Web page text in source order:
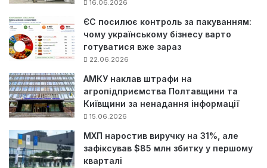
16.06.2026
ЄС посилює контроль за пакуванням:
чому українському бізнесу варто
готуватися вже зараз
22.06.2026
АМКУ наклав штрафи на
агропідприємства Полтавщини та
Київщини за ненадання інформації
15.06.2026
МХП наростив виручку на 31%, але
зафіксував $85 млн збитку у першому
кварталі